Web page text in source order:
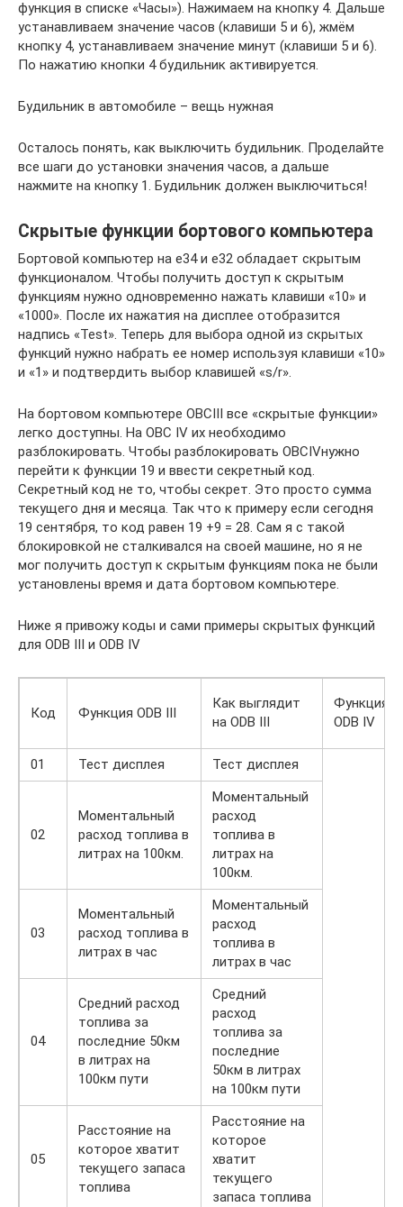
функция в списке «Часы»). Нажимаем на кнопку 4. Дальше
устанавливаем значение часов (клавиши 5 и 6), жмём
кнопку 4, устанавливаем значение минут (клавиши 5 и 6).
По нажатию кнопки 4 будильник активируется.
Будильник в автомобиле – вещь нужная
Осталось понять, как выключить будильник. Проделайте
все шаги до установки значения часов, а дальше
нажмите на кнопку 1. Будильник должен выключиться!
Скрытые функции бортового компьютера
Бортовой компьютер на e34 и e32 обладает скрытым
функционалом. Чтобы получить доступ к скрытым
функциям нужно одновременно нажать клавиши «10» и
«1000». После их нажатия на дисплее отобразится
надпись «Test». Теперь для выбора одной из скрытых
функций нужно набрать ее номер используя клавиши «10»
и «1» и подтвердить выбор клавишей «s/r».
На бортовом компьютере OBCIII все «скрытые функции»
легко доступны. На OBC IV их необходимо
разблокировать. Чтобы разблокировать OBCIVнужно
перейти к функции 19 и ввести секретный код.
Секретный код не то, чтобы секрет. Это просто сумма
текущего дня и месяца. Так что к примеру если сегодня
19 сентября, то код равен 19 +9 = 28. Сам я с такой
блокировкой не сталкивался на своей машине, но я не
мог получить доступ к скрытым функциям пока не были
установлены время и дата бортовом компьютере.
Ниже я привожу коды и сами примеры скрытых функций
для ODB III и ODB IV
Код Функция ODB III
Как выглядит
на ODB III
Функция
ODB IV
01 Тест дисплея Тест дисплея
02
Моментальный
расход топлива в
литрах на 100км.
Моментальный
расход
топлива в
литрах на
100км.
03
Моментальный
расход топлива в
литрах в час
Моментальный
расход
топлива в
литрах в час
04
Средний расход
топлива за
последние 50км
в литрах на
100км пути
Средний
расход
топлива за
последние
50км в литрах
на 100км пути
05
Расстояние на
которое хватит
текущего запаса
топлива
Расстояние на
которое
хватит
текущего
запаса топлива